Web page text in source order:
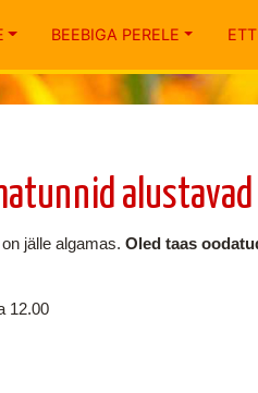
BEEBIGA PERELE
jälle algamas. Oled taas
12.00